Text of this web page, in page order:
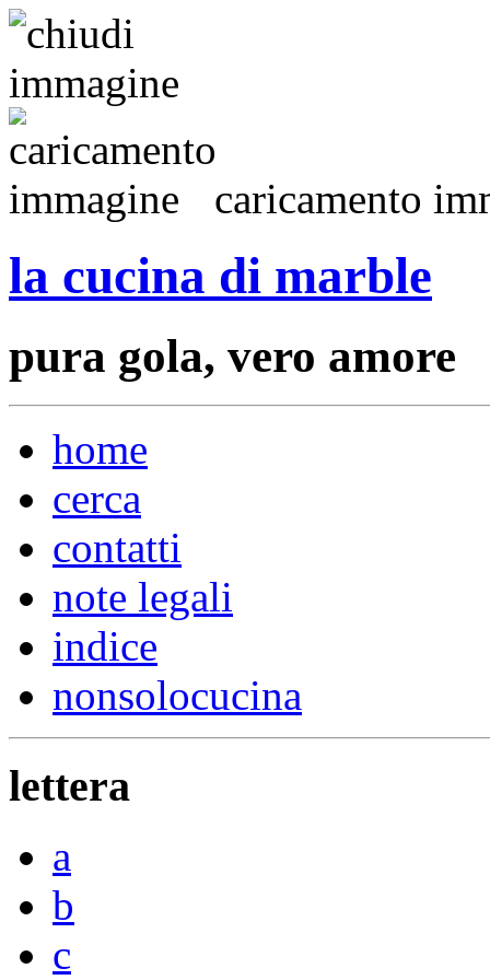
caricamento
la cucina di marble
pura gola, vero amore
home
cerca
contatti
note legali
indice
nonsolocucina
lettera
a
b
c